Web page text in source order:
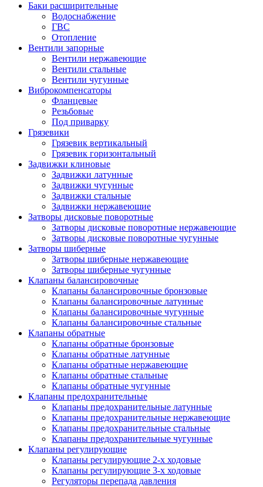
Баки расширительные
Водоснабжение
ГВС
Отопление
Вентили запорные
Вентили нержавеющие
Вентили стальные
Вентили чугунные
Виброкомпенсаторы
Фланцевые
Резьбовые
Под приварку
Грязевики
Грязевик вертикальный
Грязевик горизонтальный
Задвижки клиновые
Задвижки латунные
Задвижки чугунные
Задвижки стальные
Задвижки нержавеющие
Затворы дисковые поворотные
Затворы дисковые поворотные нержавеющие
Затворы дисковые поворотные чугунные
Затворы шиберные
Затворы шиберные нержавеющие
Затворы шиберные чугунные
Клапаны балансировочные
Клапаны балансировочные бронзовые
Клапаны балансировочные латунные
Клапаны балансировочные чугунные
Клапаны балансировочные стальные
Клапаны обратные
Клапаны обратные бронзовые
Клапаны обратные латунные
Клапаны обратные нержавеющие
Клапаны обратные стальные
Клапаны обратные чугунные
Клапаны предохранительные
Клапаны предохранительные латунные
Клапаны предохранительные нержавеющие
Клапаны предохранительные стальные
Клапаны предохранительные чугунные
Клапаны регулирующие
Клапаны регулирующие 2-х ходовые
Клапаны регулирующие 3-х ходовые
Регуляторы перепада давления